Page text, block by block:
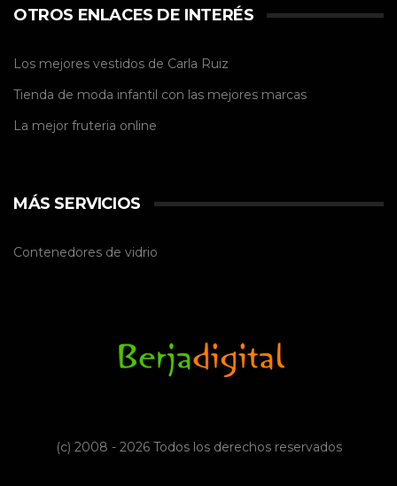
OTROS ENLACES DE INTERÉS
Los mejores vestidos de Carla Ruiz
Tienda de moda infantil con las mejores marcas
La mejor fruteria online
MÁS SERVICIOS
Contenedores de vidrio
(c) 2008 - 2026 Todos los derechos reservados